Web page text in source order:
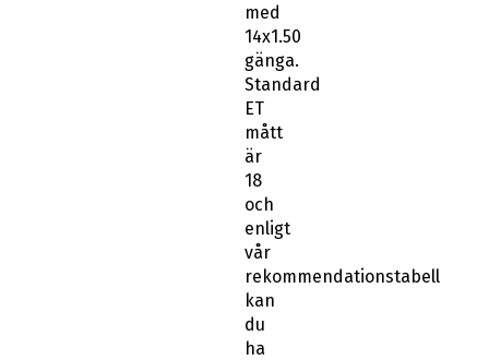
med
14x1.50
gänga.
Standard
ET
mått
är
18
och
enligt
vår
rekommendationstabell
kan
du
ha